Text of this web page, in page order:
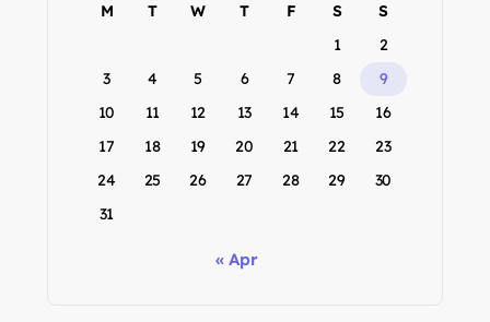
M T W T F S
S
1
2
3
4 5 6 7 8
9
10
11 12 13 14 15
16
17
18 19 20 21 22
23
24
25 26 27 28 29
30
31
« Apr